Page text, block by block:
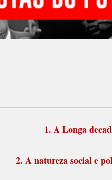
1. A Longa
2. A natureza social e